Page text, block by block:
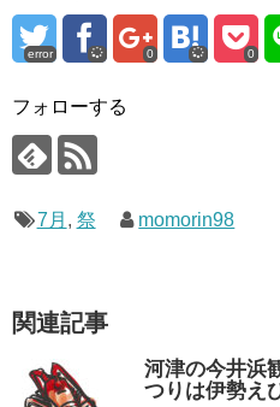
error 0 0
フォローする
7月 , 祭 momorin98
関連記事
河津の今井浜
つりは伊勢え